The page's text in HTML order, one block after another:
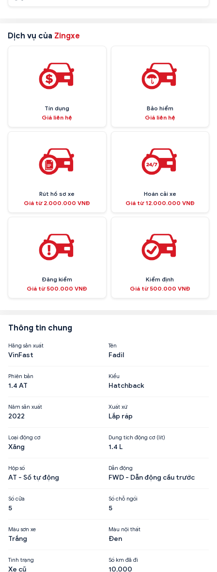
Dịch vụ của Zingxe
Tín dụng
Giá liên hệ
Bảo hiểm
Giá liên hệ
Rút hồ sơ xe
Giá từ 2.000.000 VNĐ
Hoán cải xe
Giá từ 12.000.000 VNĐ
Đăng kiểm
Giá từ 500.000 VNĐ
Kiểm định
Giá từ 500.000 VNĐ
Thông tin chung
Hãng sản xuất
VinFast
Tên
Fadil
Phiên bản
1.4 AT
Kiểu
Hatchback
Năm sản xuất
2022
Xuất xứ
Lắp ráp
Loại động cơ
Xăng
Dung tích động cơ (lít)
1.4 L
Hộp số
AT - Số tự động
Dẫn động
FWD - Dẫn động cầu trước
Số cửa
5
Số chỗ ngồi
5
Màu sơn xe
Trắng
Màu nội thất
Đen
Tình trạng
Xe cũ
Số km đã đi
10,000